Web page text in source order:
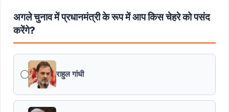
मुख्यमंत्री डॉ. मोहन यादव ने नर्मदापुरम में आयोजित बलराम कृषि
महोत्सव को मंत्रालय से वीडियो कॉन्फ्रेंसिंग से संबोधित किया।
पं. द्वारिका प्रसाद मिश्र का व्यक्तित्व और कतित्व योगदान सदैव रहेगा
प्रेरणास्रोत : मुख्यमंत्री डॉ. यादव
मुख्यमंत्री डॉ. यादव ने पद्मभूषण डॉ. शिवमंगल सिंह सुमन की जयंती
पर किया नमन
अगले चुनाव में प्रधानमंत्री के रूप में आप किस चेहरे को पसंद
करेंगे?
राहुल गांधी